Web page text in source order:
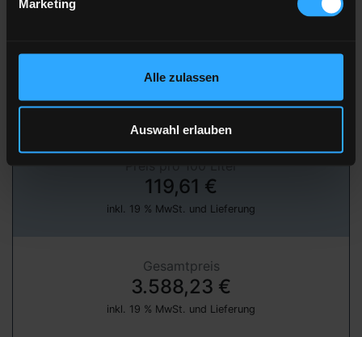
Marketing
Alle zulassen
Auswahl erlauben
119,61 €
inkl. 19 % MwSt. und Lieferung
Gesamtpreis
3.588,23 €
inkl. 19 % MwSt. und Lieferung